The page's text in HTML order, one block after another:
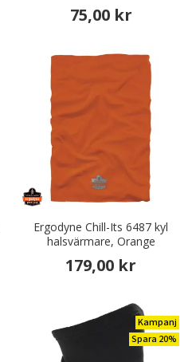
75,00 kr
Ergodyne Chill-Its 6487 kyl
halsvärmare, Orange
179,00 kr
Kampanj
Spara 20%